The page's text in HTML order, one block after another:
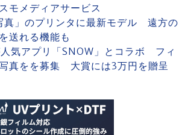
モメディアサービス
真」のプリンタに最新モデル 遠方の
送れる機能も
気アプリ「SNOW」とコラボ フィ
真をを募集 大賞には3万円を贈呈